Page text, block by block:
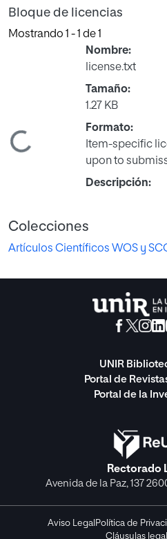
Bloque de licencias
Mostrando 1 - 1 de 1
Nombre:
license.txt
Tamaño:
1.27 KB
Formato:
Item-specific
upon to
Descripción:
Colecciones
Artículos Científicos WOS y
UNIR
Portal de
Portal de la
Rectorado
Avenida de la Paz, 137
Aviso Legal Política de
Cláusulas